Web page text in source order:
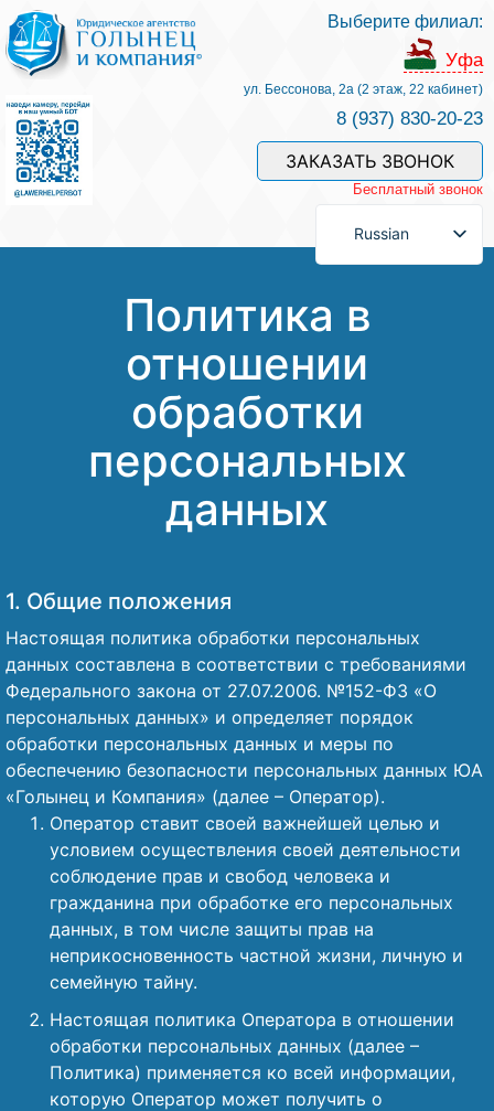
Услуги и наши специалисты
Оплата услуг
Задать вопрос
Полезные статьи
Наши победы
Видео о нас
Выберите филиал:
Уфа
ул. Бессонова, 2а (2 этаж, 22 кабинет)
8 (937) 830-20-23
ЗАКАЗАТЬ ЗВОНОК
Бесплатный звонок
Russian
Политика в
отношении
обработки
персональных
данных
1. Общие положения
Настоящая политика обработки персональных
данных составлена в соответствии с требованиями
Федерального закона от 27.07.2006. №152-ФЗ «О
персональных данных» и определяет порядок
обработки персональных данных и меры по
обеспечению безопасности персональных данных ЮА
«Голынец и Компания» (далее – Оператор).
Оператор ставит своей важнейшей целью и
условием осуществления своей деятельности
соблюдение прав и свобод человека и
гражданина при обработке его персональных
данных, в том числе защиты прав на
неприкосновенность частной жизни, личную и
семейную тайну.
Настоящая политика Оператора в отношении
обработки персональных данных (далее –
Политика) применяется ко всей информации,
которую Оператор может получить о